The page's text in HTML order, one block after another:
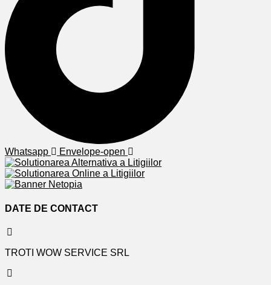
Whatsapp Envelope-open
DATE DE CONTACT
TROTI WOW SERVICE SRL